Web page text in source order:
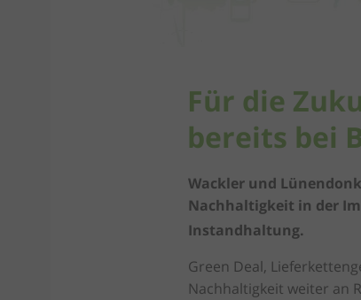
Für die
bereits bei
Wackler und
Nachhaltigkeit in der
Instandhaltung.
Green Deal,
Nachhaltigkeit weiter an